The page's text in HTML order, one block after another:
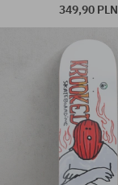
Dostępne rozmiary:
349,90 PLN